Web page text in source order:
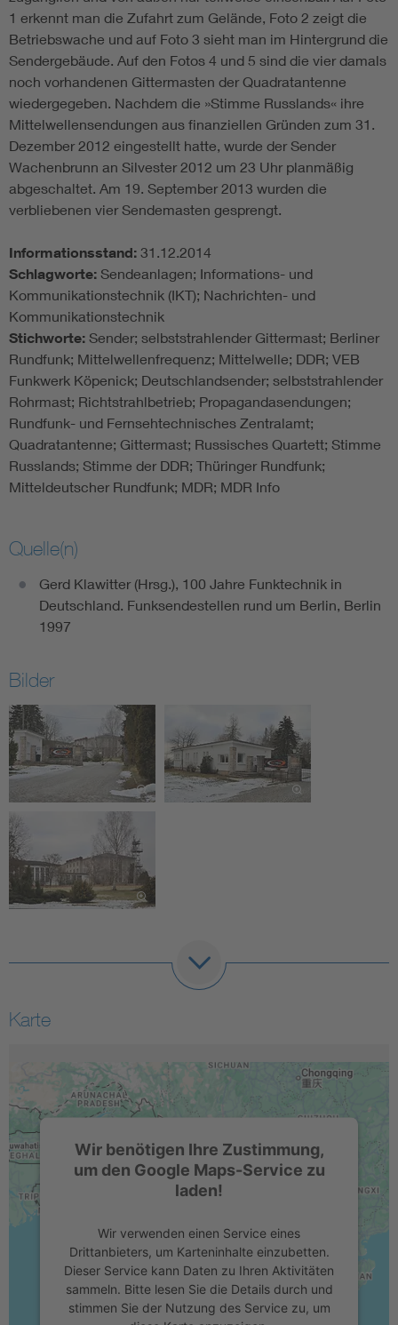
1 erkennt man die Zufahrt zum Gelände, Foto 2 zeigt die
Betriebswache und auf Foto 3 sieht man im Hintergrund die
Sendergebäude. Auf den Fotos 4 und 5 sind die vier damals
noch vorhandenen Gittermasten der Quadratantenne
wiedergegeben. Nachdem die »Stimme Russlands« ihre
Mittelwellensendungen aus finanziellen Gründen zum 31.
Dezember 2012 eingestellt hatte, wurde der Sender
Wachenbrunn an Silvester 2012 um 23 Uhr planmäßig
abgeschaltet. Am 19. September 2013 wurden die
verbliebenen vier Sendemasten gesprengt.
Informationsstand: 31.12.2014
Schlagworte: Sendeanlagen; Informations- und
Kommunikationstechnik (IKT); Nachrichten- und
Kommunikationstechnik
Stichworte: Sender; selbststrahlender Gittermast; Berliner
Rundfunk; Mittelwellenfrequenz; Mittelwelle; DDR; VEB
Funkwerk Köpenick; Deutschlandsender; selbststrahlender
Rohrmast; Richtstrahlbetrieb; Propagandasendungen;
Rundfunk- und Fernsehtechnisches Zentralamt;
Quadratantenne; Gittermast; Russisches Quartett; Stimme
Russlands; Stimme der DDR; Thüringer Rundfunk;
Mitteldeutscher Rundfunk; MDR; MDR Info
Quelle(n)
Gerd Klawitter (Hrsg.), 100 Jahre Funktechnik in
Deutschland. Funksendestellen rund um Berlin, Berlin
1997
Bilder
Karte
Wir benötigen Ihre Zustimmung,
um den Google Maps-Service zu
laden!
Wir verwenden einen Service eines
Drittanbieters, um Karteninhalte einzubetten.
Dieser Service kann Daten zu Ihren Aktivitäten
sammeln. Bitte lesen Sie die Details durch und
stimmen Sie der Nutzung des Service zu, um